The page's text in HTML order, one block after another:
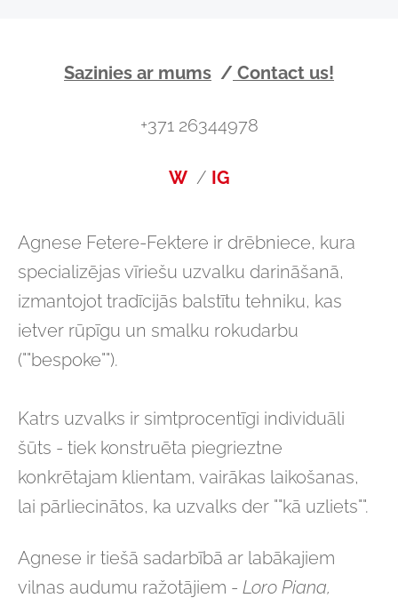
Sazinies ar mums / Contact us!
+371 26344978
W / IG
Agnese Fetere-Fektere ir drēbniece, kura
specializējas vīriešu uzvalku darināšanā,
izmantojot tradīcijās balstītu tehniku, kas
ietver rūpīgu un smalku rokudarbu
(""bespoke"").
Katrs uzvalks ir simtprocentīgi individuāli
šūts - tiek konstruēta piegrieztne
konkrētajam klientam, vairākas laikošanas,
lai pārliecinātos, ka uzvalks der ""kā uzliets"".
Agnese ir tiešā sadarbībā ar labākajiem
vilnas audumu ražotājiem - Loro Piana,